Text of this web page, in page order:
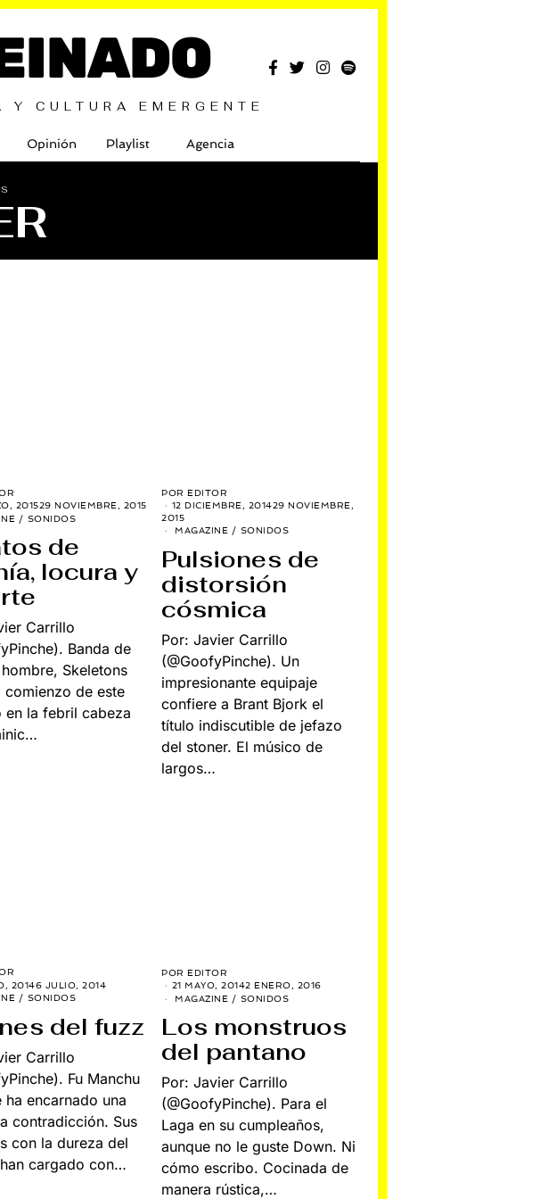
CULTURA EMERGENTE
Opinión Playlist Agencia
201529 NOVIEMBRE, 2015
/ SONIDOS
de
locura y
Carrillo
Banda de
Skeletons
comienzo de este
en la febril cabeza
POR EDITOR
12 DICIEMBRE, 201429 NOVIEMBRE,
2015
MAGAZINE / SONIDOS
Pulsiones de
distorsión
cósmica
Por: Javier Carrillo
(@GoofyPinche). Un
impresionante equipaje
confiere a Brant Bjork el
título indiscutible de jefazo
del stoner. El músico de
largos…
20146 JULIO, 2014
/ SONIDOS
del fuzz
Carrillo
Fu Manchu
ha encarnado una
contradicción. Sus
con la dureza del
cargado con…
POR EDITOR
21 MAYO, 20142 ENERO, 2016
MAGAZINE / SONIDOS
Los monstruos
del pantano
Por: Javier Carrillo
(@GoofyPinche). Para el
Laga en su cumpleaños,
aunque no le guste Down. Ni
cómo escribo. Cocinada de
manera rústica,…